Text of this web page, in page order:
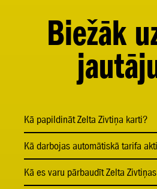
Biežāk
Kā papildināt Zelta Zivtiņa karti?
Kā darbojas automātiskā tarifa
Kā es varu pārbaudīt Zelta